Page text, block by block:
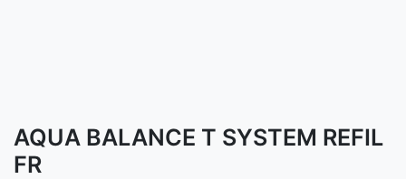
AQUA BALANCE T SYSTEM REFIL
FR